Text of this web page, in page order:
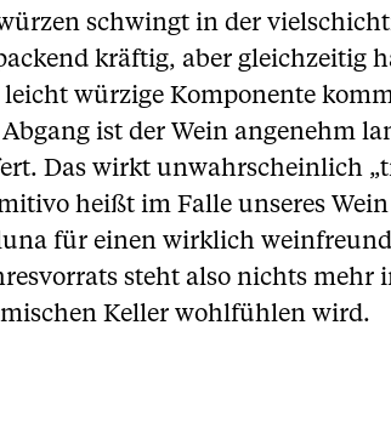
schwingt in der
kräftig, aber gleichzeitig
leicht würzige Komponente
ist der Wein angenehm
Das wirkt unwahrscheinlich
heißt im Falle unseres
für einen wirklich
steht also nichts mehr
Keller wohlfühlen wird.